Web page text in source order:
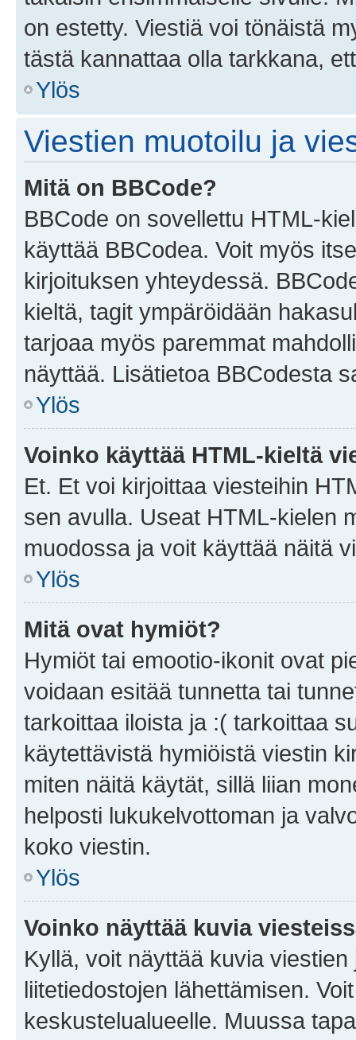
on estetty. Viestiä voi tönäistä
tästä kannattaa olla tarkkana,
Ylös
Viestien muotoilu ja
Mitä on BBCode?
BBCode on sovellettu HTML-
käyttää BBCodea. Voit myös
kirjoituksen yhteydessä.
kieltä, tagit ympäröidään
tarjoaa myös paremmat
näyttää. Lisätietoa BBCodesta
Ylös
Voinko käyttää HTML-kieltä
Et. Et voi kirjoittaa viesteihin
sen avulla. Useat HTML-kielen
muodossa ja voit käyttää näitä
Ylös
Mitä ovat hymiöt?
Hymiöt tai emootio-ikonit ovat
voidaan esitää tunnetta tai
tarkoittaa iloista ja :( tarkoittaa
käytettävistä hymiöistä viestin
miten näitä käytät, sillä liian
helposti lukukelvottoman ja
koko viestin.
Ylös
Voinko näyttää kuvia
Kyllä, voit näyttää kuvia
liitetiedostojen lähettämisen.
keskustelualueelle. Muussa